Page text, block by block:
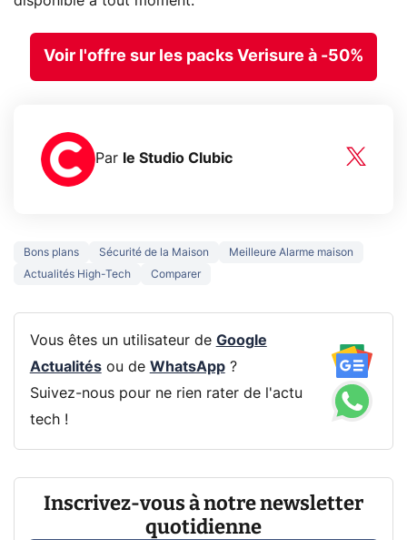
Voir l'offre sur les packs Verisure à -50%
Par le Studio Clubic
Bons plans Sécurité de la Maison
Meilleure Alarme maison
Actualités High-Tech
Comparer
Vous êtes un utilisateur de Google
Actualitésou de WhatsApp?
Suivez-nous pour ne rien rater de l'actu
tech !
Inscrivez-vous à notre newsletter
quotidienne